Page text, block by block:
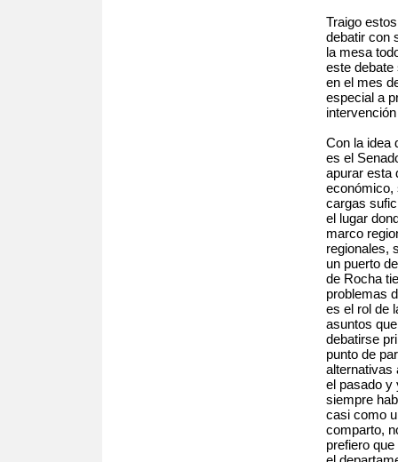
Traigo
debatir con
la mesa
este debate
en el mes
especial a
Con la idea
es el
apurar esta
económico,
cargas
el lugar
marco
regionales,
un puerto
de Rocha
problemas
es el rol de
asuntos
debatirse
punto de
alternativas
el pasado y
siempre
casi como
comparto,
prefiero